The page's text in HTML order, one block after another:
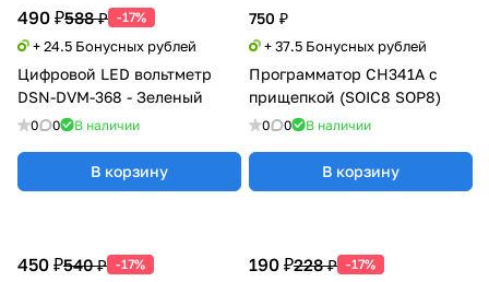
490 ₽588 ₽ -17%
+ 24.5 Бонусных рублей
Цифровой LED вольтметр
DSN-DVM-368 - Зеленый
0 0 В наличии
В корзину
750 ₽
+ 37.5 Бонусных рублей
Программатор CH341A с
прищепкой (SOIC8 SOP8)
0 0 В наличии
В корзину
190 ₽228 ₽ -17%
450 ₽540 ₽ -17%